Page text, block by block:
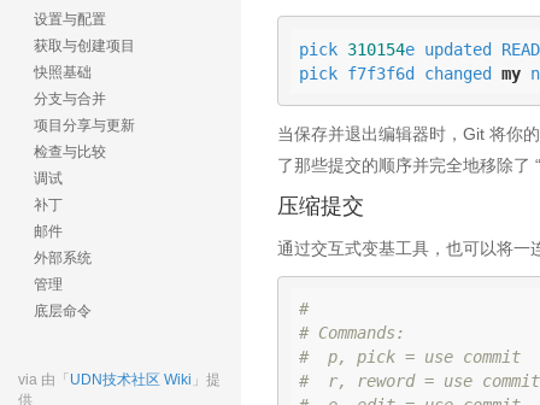
设置与配置
获取与创建项目
快照基础
分支与合并
项目分享与更新
检查与比较
调试
补丁
邮件
外部系统
管理
底层命令
via 由「 UDN技术社区 Wiki 」提
供
pick 310154e updated
pick f7f3f6d changed my
当保存并退出编辑器时，Git 将你
了那些提交的顺序并完全地移除了
压缩提交
通过交互式变基工具，也可以将一
#
# Commands:
#  p, pick = use commit
#  r, reword = use